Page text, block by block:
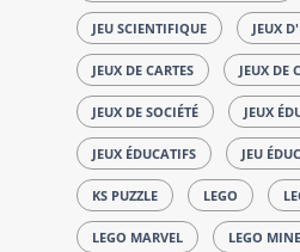
JEU SCIENTIFIQUE JEUX
JEUX DE CARTES JEUX DE
JEUX DE SOCIÉTÉ JEUX
JEUX ÉDUCATIFS JEU
KS PUZZLE LEGO
LEGO MARVEL LEGO